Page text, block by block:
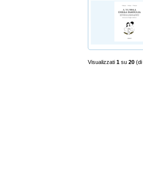
Visualizzati 1 su 20 (di